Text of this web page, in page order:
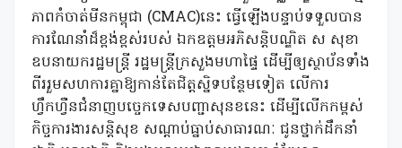
ភាពកំចាត់មីនកម្ពុជា (CMAC)នេះ ធ្វើឡើងបន្ទាប់ទទួលបាន
ការណែនាំដ៏ខ្ពង់ខ្ពស់របស់ ឯកឧត្តមអភិសន្តិបណ្ឌិត ស សុខា
ឧបនាយករដ្ឋមន្ត្រី រដ្ឋមន្ត្រីក្រសួងមហាផ្ទៃ ដើម្បីឲ្យស្ថាប័នទាំង
ពីររួមសហការគ្នាឱ្យកាន់តែជិត្តស្និទបន្ថែមទៀត លើការ
ហ្វឹកហ្វឺនជំនាញបច្ចេកទេសបញ្ជាសុនខនេះ ដើម្បីលើកកម្ពស់
កិច្ចការងារសន្តិសុខ សណ្ដាប់ធ្នាប់សាធារណៈ ជូនថ្នាក់ដឹកនាំ